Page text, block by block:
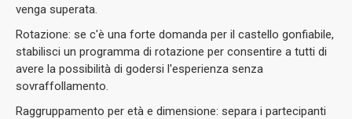
venga superata.
Rotazione: se c'è una forte domanda per il castello gonfiabile,
stabilisci un programma di rotazione per consentire a tutti di
avere la possibilità di godersi l'esperienza senza
sovraffollamento.
Raggruppamento per età e dimensione: separa i partecipanti